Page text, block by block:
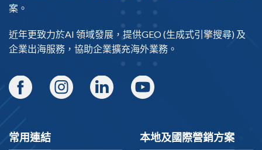
案。
近年更致力於AI 領域發展，提供GEO(生成式引擎搜尋) 及
企業出海服務，協助企業擴充海外業務。
常用連結 本地及國際營銷方案